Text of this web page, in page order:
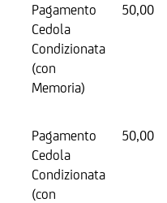
Pagamento
Cedola
Condizionata
(con
Memoria)
50,00
Pagamento
Cedola
Condizionata
(con
50,00